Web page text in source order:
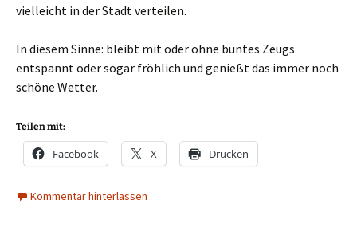
vielleicht in der Stadt verteilen.
In diesem Sinne: bleibt mit oder ohne buntes Zeugs
entspannt oder sogar fröhlich und genießt das immer noch
schöne Wetter.
Teilen mit:
Facebook X Drucken
Kommentar hinterlassen